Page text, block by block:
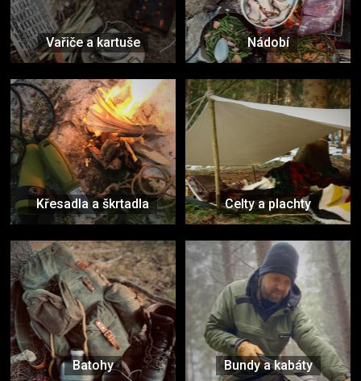
Vařiče a kartuše Nádobí
Křesadla a škrtadla Celty a plachty
Batohy Bundy a kabáty